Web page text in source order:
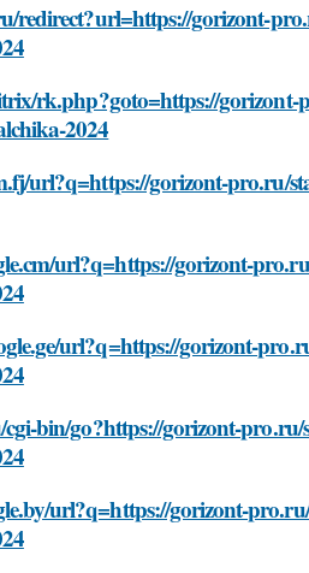
redirect?url=https://gorizont-
rk.php?goto=https://gorizont-
2024
url?q=https://gorizont-pro.ru/
url?q=https://gorizont-
url?q=https://gorizont-
bin/go?https://gorizont-
url?q=https://gorizont-